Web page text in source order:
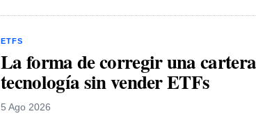
ETFS
La forma de corregir una
tecnología sin vender ETFs
5 Ago 2026